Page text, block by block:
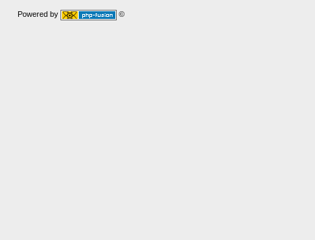
Powered by ©